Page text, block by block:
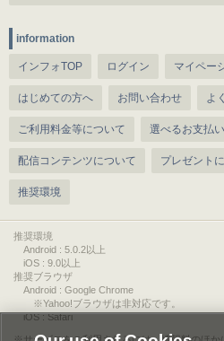
information
インフォTOP ログイン マイペー
はじめての方へ お問い合わせ よ
ご利用料金等について 選べるお支払
配信コンテンツについて プレゼント
推奨環境
推奨環境
Android : 5.0.2以上
iOS : 9.0以上
推奨ブラウザ
Android : Google Chrome
※Yahoo!ブラウザは非対応です。
iOS : Safari